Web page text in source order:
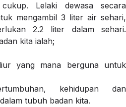
Lelaki dewasa secara
mengambil 3 liter air sehari,
2.2 liter dalam sehari.
kita ialah;
yang mana berguna untuk
kehidupan dan
tubuh badan kita.